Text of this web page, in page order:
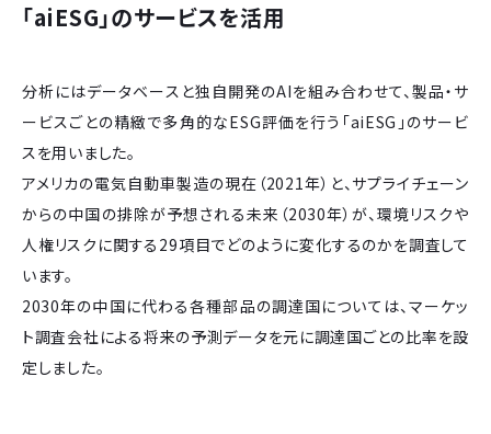
「aiESG」のサービスを活用
分析にはデータベースと独自開発のAIを組み合わせて、製品・サ
ービスごとの精緻で多角的なESG評価を行う「aiESG」のサービ
スを用いました。
アメリカの電気自動車製造の現在（2021年）と、サプライチェーン
からの中国の排除が予想される未来（2030年）が、環境リスクや
人権リスクに関する29項目でどのように変化するのかを調査して
います。
2030年の中国に代わる各種部品の調達国については、マーケッ
ト調査会社による将来の予測データを元に調達国ごとの比率を設
定しました。